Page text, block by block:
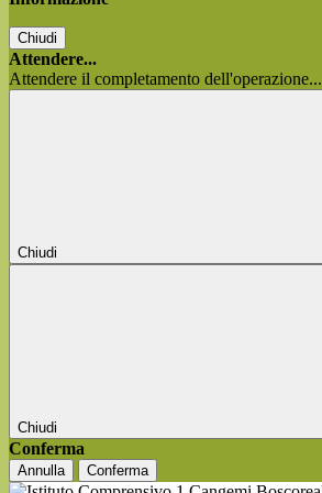
Chiudi
Attendere...
Attendere il completamento dell'operazione...
Chiudi
Chiudi
Conferma
Annulla Conferma